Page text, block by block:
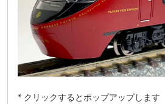
* クリックするとポップアップします